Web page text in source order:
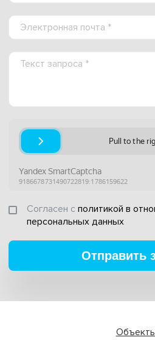
Согласен с политикой в
персональных данных
Отправить